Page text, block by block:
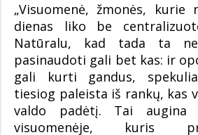
„Visuomenė, žmonės, kurie
dienas liko be
Natūralu, kad tada ta
pasinaudoti gali bet kas: ir
gali kurti gandus,
tiesiog paleista iš rankų, kas
valdo padėtį. Tai augina
visuomenėje, kuris